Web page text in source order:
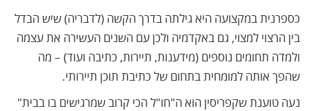
כספרנית במקצועה היא גילתה בדרך הקשה (לדבריה) שיש הבדל
בין הרצוי למצוי, גם באקדמיה ולכן עם השנים העשירה את עצמה
ולמדה תחומים נוספים (מידענות, תיירות, כתיבה ועוד) – מה
שהפך אותה למומחית בתחום של כתיבת תוכן תיירותי.
נעה טוענת שקפריסין הוא ה"חו"ל הכי קרוב שמרגישים בו בבית"